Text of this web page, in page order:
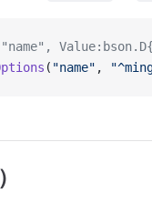
( "name" ,